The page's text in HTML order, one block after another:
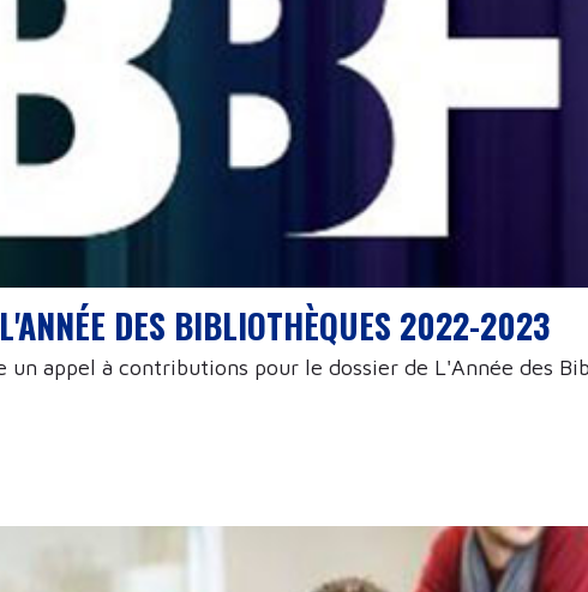
DES BIBLIOTHÈQUES 2022-2023
appel à contributions pour le dossier de L'Année des